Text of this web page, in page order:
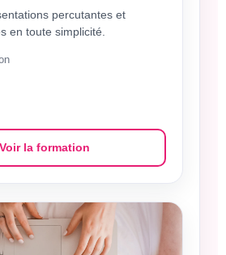
percutantes et
en toute simplicité.
Voir la formation